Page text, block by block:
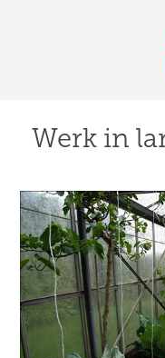
Werk in